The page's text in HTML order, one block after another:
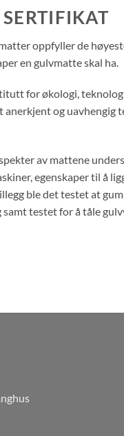
oppfyller de
en gulvmatte skal ha.
for økologi,
anerkjent og uavhengig
av mattene
egenskaper til å
ble det testet at
testet for å tåle